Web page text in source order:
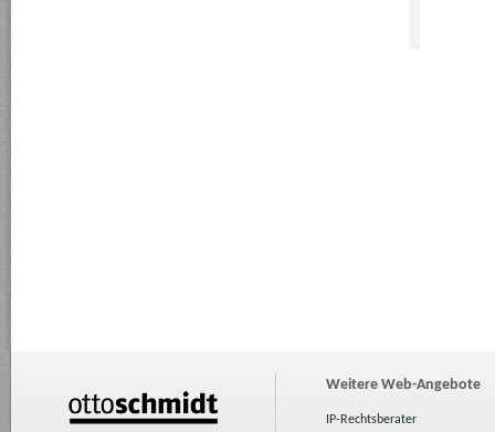
Weitere Web-Angebote
IP-Rechtsberater